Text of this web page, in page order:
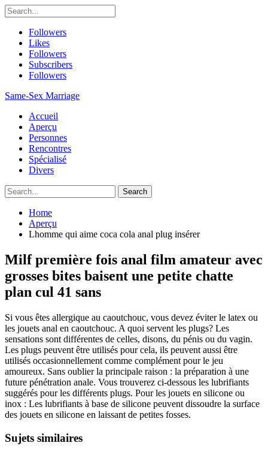
Followers
Likes
Followers
Subscribers
Followers
Same-Sex Marriage
Accueil
Aperçu
Personnes
Rencontres
Spécialisé
Divers
Home
Aperçu
Lhomme qui aime coca cola anal plug insérer
Milf première fois anal film amateur avec
grosses bites baisent une petite chatte
plan cul 41 sans
Si vous êtes allergique au caoutchouc, vous devez éviter le latex ou
les jouets anal en caoutchouc. A quoi servent les plugs? Les
sensations sont différentes de celles, disons, du pénis ou du vagin.
Les plugs peuvent être utilisés pour cela, ils peuvent aussi être
utilisés occasionnellement comme complément pour le jeu
amoureux. Sans oublier la principale raison : la préparation à une
future pénétration anale. Vous trouverez ci-dessous les lubrifiants
suggérés pour les différents plugs. Pour les jouets en silicone ou
inox : Les lubrifiants à base de silicone peuvent dissoudre la surface
des jouets en silicone en laissant de petites fosses.
Sujets similaires